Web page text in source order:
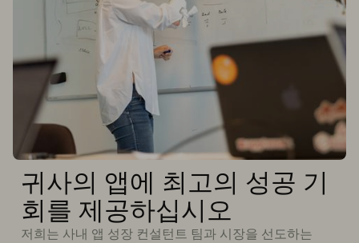
귀사의 앱에 최고의 성공 기
회를 제공하십시오
저희는 사내 앱 성장 컨설턴트 팀과 시장을 선도하는